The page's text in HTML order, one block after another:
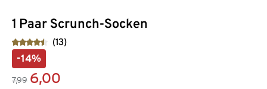
1 Paar Scrunch-Socken
(13)
-14%
7,99 6,00